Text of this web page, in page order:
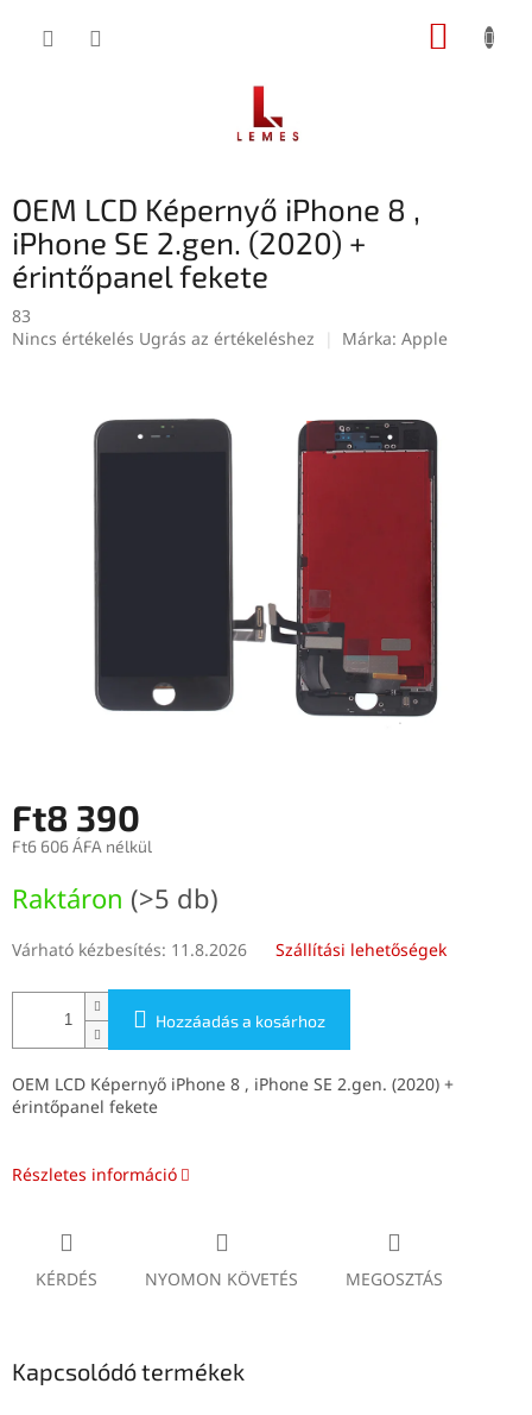
KOSÁR
OEM LCD Képernyő iPhone 8 ,
iPhone SE 2.gen. (2020) +
érintőpanel fekete
83
A
Nincs értékelés Ugrás az értékeléshez Márka: Apple
Ft8 390
Ft6 606 ÁFA nélkül
Raktáron (>5 db)
Várható kézbesítés: 11.8.2026 Szállítási lehetőségek
Hozzáadás a kosárhoz
OEM LCD Képernyő iPhone 8 , iPhone SE 2.gen. (2020) +
érintőpanel fekete
Részletes információ
KÉRDÉS NYOMON KÖVETÉS MEGOSZTÁS
Kapcsolódó termékek